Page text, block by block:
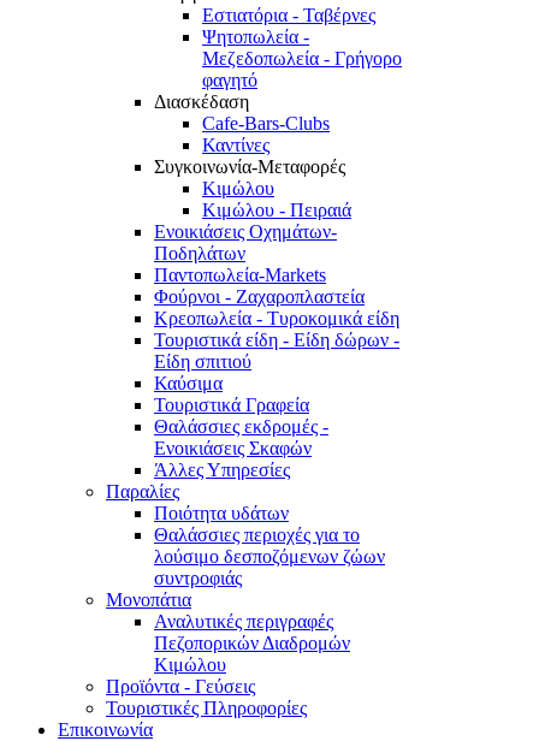
Εστιατόρια - Ταβέρνες
Ψητοπωλεία -
Μεζεδοπωλεία - Γρήγορο
φαγητό
Διασκέδαση
Cafe-Bars-Clubs
Καντίνες
Συγκοινωνία-Μεταφορές
Κιμώλου
Κιμώλου - Πειραιά
Ενοικιάσεις Οχημάτων-
Ποδηλάτων
Παντοπωλεία-Markets
Φούρνοι - Ζαχαροπλαστεία
Κρεοπωλεία - Τυροκομικά είδη
Τουριστικά είδη - Είδη δώρων -
Είδη σπιτιού
Καύσιμα
Τουριστικά Γραφεία
Θαλάσσιες εκδρομές -
Ενοικιάσεις Σκαφών
Άλλες Υπηρεσίες
Παραλίες
Ποιότητα υδάτων
Θαλάσσιες περιοχές για το
λούσιμο δεσποζόμενων ζώων
συντροφιάς
Μονοπάτια
Αναλυτικές περιγραφές
Πεζοπορικών Διαδρομών
Κιμώλου
Προϊόντα - Γεύσεις
Τουριστικές Πληροφορίες
Επικοινωνία